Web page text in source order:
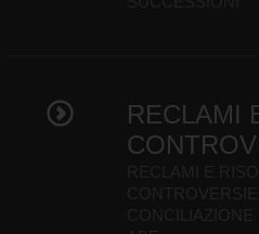
RECLAMI